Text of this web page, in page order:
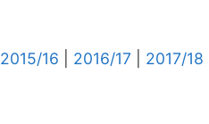
2015/16 2016/17 2017/18